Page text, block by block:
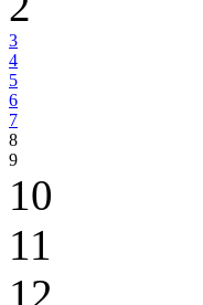
3
4
5
6
7
8
9
10
11
12